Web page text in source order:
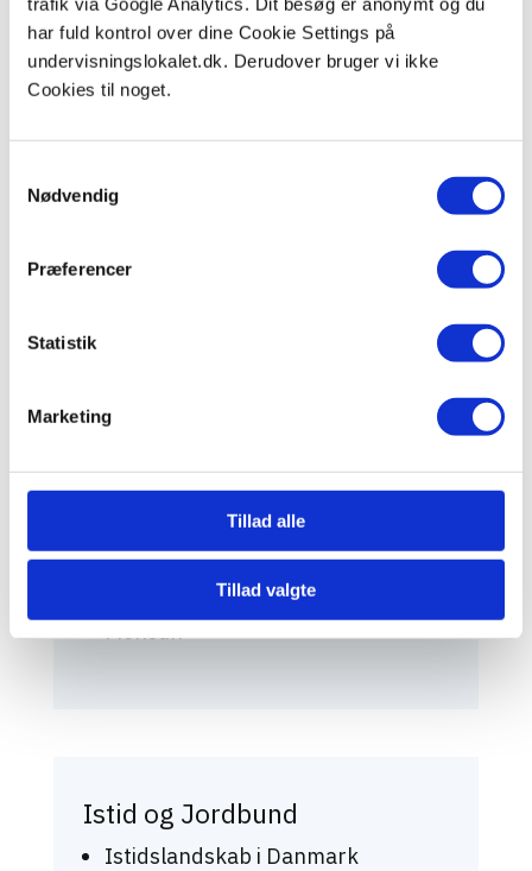
har fuld kontrol over dine Cookie Settings på
undervisningslokalet.dk. Derudover bruger vi ikke
Cookies til noget.
Nødvendig
Præferencer
Statistik
Marketing
Tillad alle
Tillad valgte
Geologiske kredsløb
Nitrogen kredsløb
Albedo-Is feedback
Havstrømme
Monsun
Istid og Jordbund
Istidslandskab i Danmark